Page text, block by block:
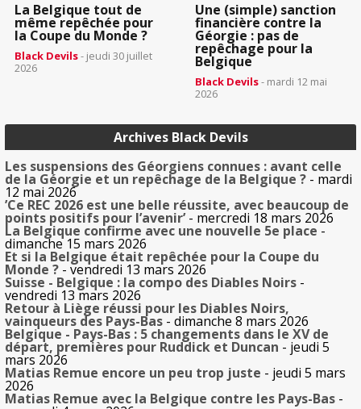
La Belgique tout de
même repêchée pour
la Coupe du Monde ?
Black Devils- jeudi 30 juillet
2026
Une (simple) sanction
financière contre la
Géorgie : pas de
repêchage pour la
Belgique
Black Devils- mardi 12 mai
2026
Archives Black Devils
Les suspensions des Géorgiens connues : avant celle
de la Géorgie et un repêchage de la Belgique ? - mardi
12 mai 2026
’Ce REC 2026 est une belle réussite, avec beaucoup de
points positifs pour l’avenir’- mercredi 18 mars 2026
La Belgique confirme avec une nouvelle 5e place -
dimanche 15 mars 2026
Et si la Belgique était repêchée pour la Coupe du
Monde ? - vendredi 13 mars 2026
Suisse - Belgique : la compo des Diables Noirs -
vendredi 13 mars 2026
Retour à Liège réussi pour les Diables Noirs,
vainqueurs des Pays-Bas - dimanche 8 mars 2026
Belgique - Pays-Bas : 5 changements dans le XV de
départ, premières pour Ruddick et Duncan - jeudi 5
mars 2026
Matias Remue encore un peu trop juste - jeudi 5 mars
2026
Matias Remue avec la Belgique contre les Pays-Bas -